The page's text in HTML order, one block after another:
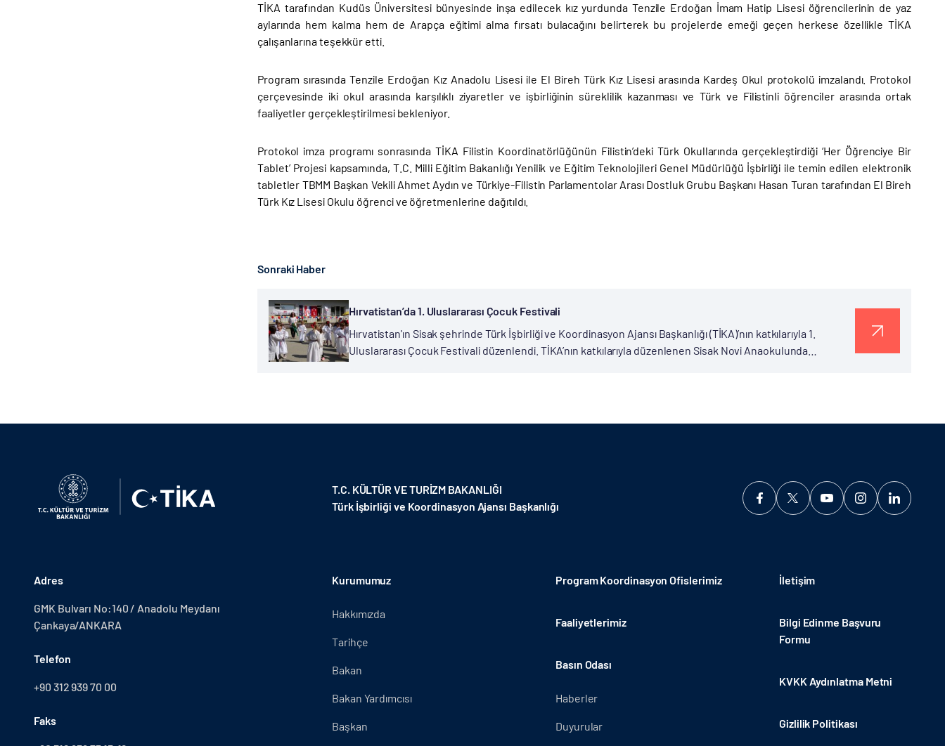
TİKA tarafından Kudüs Üniversitesi bünyesinde inşa edilecek kız yurdunda Tenzile Erdoğan İmam Hatip Lisesi öğrencilerinin de yaz
aylarında hem kalma hem de Arapça eğitimi alma fırsatı bulacağını belirterek bu projelerde emeği geçen herkese özellikle TİKA
çalışanlarına teşekkür etti.
Program sırasında Tenzile Erdoğan Kız Anadolu Lisesi ile El Bireh Türk Kız Lisesi arasında Kardeş Okul protokolü imzalandı. Protokol
çerçevesinde iki okul arasında karşılıklı ziyaretler ve işbirliğinin süreklilik kazanması ve Türk ve Filistinli öğrenciler arasında ortak
faaliyetler gerçekleştirilmesi bekleniyor.
Protokol imza programı sonrasında TİKA Filistin Koordinatörlüğünün Filistin’deki Türk Okullarında gerçekleştirdiği ‘Her Öğrenciye Bir
Tablet’ Projesi kapsamında, T.C. Milli Eğitim Bakanlığı Yenilik ve Eğitim Teknolojileri Genel Müdürlüğü İşbirliği ile temin edilen elektronik
tabletler TBMM Başkan Vekili Ahmet Aydın ve Türkiye-Filistin Parlamentolar Arası Dostluk Grubu Başkanı Hasan Turan tarafından El Bireh
Türk Kız Lisesi Okulu öğrenci ve öğretmenlerine dağıtıldı.
Sonraki Haber
Hırvatistan’da 1. Uluslararası Çocuk Festivali
Hırvatistan'ın Sisak şehrinde Türk İşbirliği ve Koordinasyon Ajansı Başkanlığı (TİKA)’nın katkılarıyla 1.
Uluslararası Çocuk Festivali düzenlendi. TİKA’nın katkılarıyla düzenlenen Sisak Novi Anaokulunda
T.C. KÜLTÜR VE TURİZM BAKANLIĞI
Türk İşbirliği ve Koordinasyon Ajansı Başkanlığı
Adres
GMK Bulvarı No:140 / Anadolu Meydanı
Çankaya/ANKARA
Telefon
+90 312 939 70 00
Faks
Kurumumuz
Hakkımızda
Tarihçe
Bakan
Bakan Yardımcısı
Başkan
Program Koordinasyon Ofislerimiz
Faaliyetlerimiz
Basın Odası
Haberler
Duyurular
İletişim
Bilgi Edinme Başvuru
Formu
KVKK Aydınlatma Metni
Gizlilik Politikası